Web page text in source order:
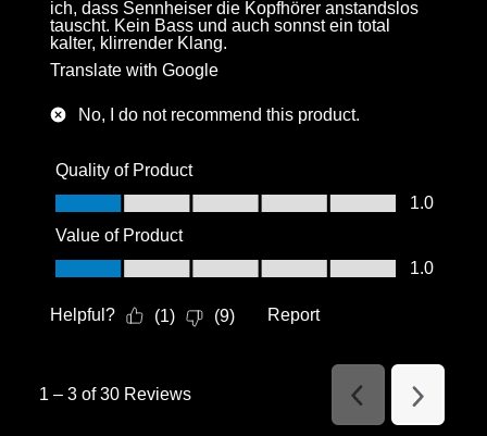
ich, dass Sennheiser die Kopfhörer anstandslos
tauscht. Kein Bass und auch sonnst ein total
kalter, klirrender Klang.
Translate with Google
No, I do not recommend this product.
Quality of Product
Quality of Product, 1.0 out of 5
1.0
Value of Product
Value of Product, 1.0 out of 5
1.0
Helpful? (1) (9) Report
1 – 3 of 30 Reviews
Previous
Reviews
Next
Reviews